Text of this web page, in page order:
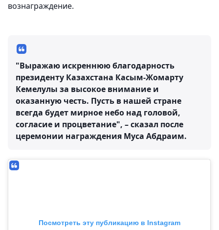
вознаграждение.
"Выражаю искреннюю благодарность
президенту Казахстана Касым-Жомарту
Кемелулы за высокое внимание и
оказанную честь. Пусть в нашей стране
всегда будет мирное небо над головой,
согласие и процветание", – сказал после
церемонии награждения Муса Абдраим.
Посмотреть эту публикацию в Instagram